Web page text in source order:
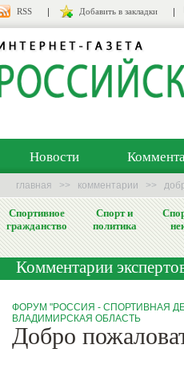
RSS Добавить в закладки
Новости
главная >> комментарии >>
Спортивное
гражданство
Спорт и
политика
Комментарии
ФОРУМ "РОССИЯ - СПОРТИВНАЯ
ВЛАДИМИРСКАЯ ОБЛАСТЬ
Добро